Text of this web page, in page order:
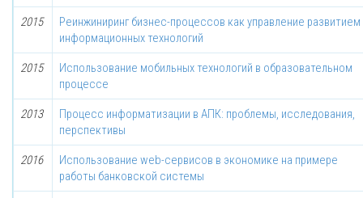
2015
Реинжиниринг бизнес-процессов как управление развитием
информационных технологий
2015
Использование мобильных технологий в образовательном
процессе
2013
Процесс информатизации в АПК: проблемы, исследования,
перспективы
2016
Использование web-сервисов в экономике на примере
работы банковской системы